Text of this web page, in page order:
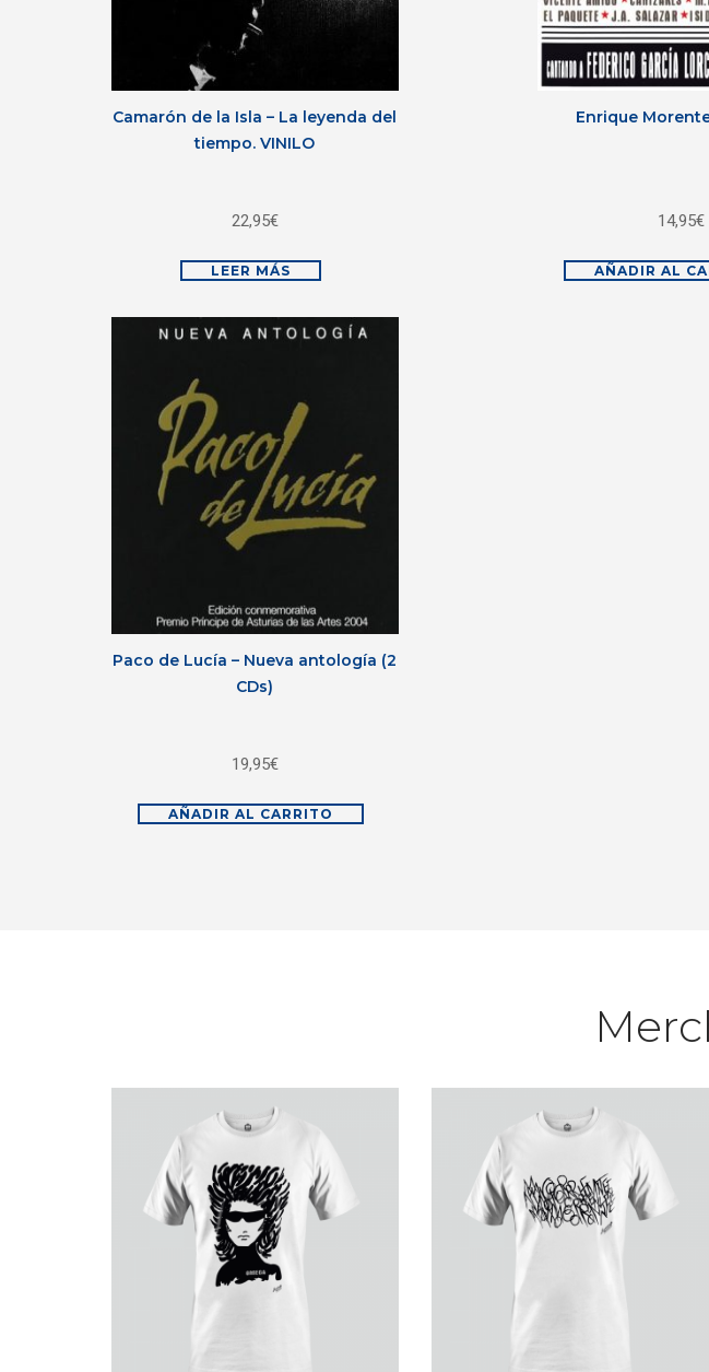
Camarón de la Isla – La leyenda del
tiempo. VINILO
22,95€
LEER MÁS
Enrique
14,95€
AÑADIR AL
Paco de Lucía – Nueva antología (2
CDs)
19,95€
AÑADIR AL CARRITO